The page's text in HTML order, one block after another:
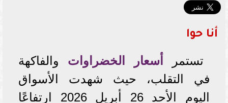
أنا حوا
تستمر أسعار الخضراوات والفاكهة
في التقلب، حيث شهدت الأسواق
اليوم الأحد 26 أبريل 2026 ارتفاعًا